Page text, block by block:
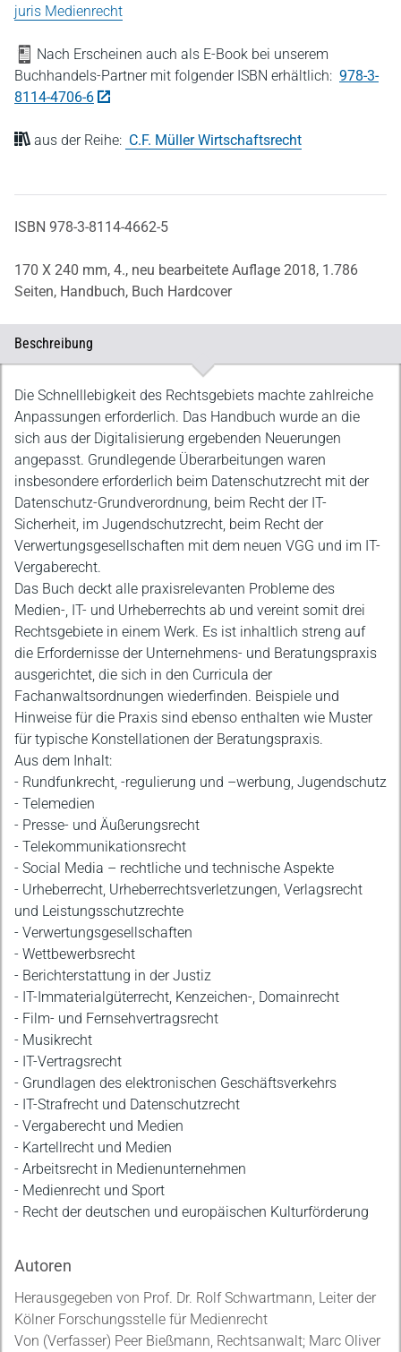
juris Medienrecht
Nach Erscheinen auch als E-Book bei unserem
Buchhandels-Partner mit folgender ISBN erhältlich: 978-3-
8114-4706-6
aus der Reihe: C.F. Müller Wirtschaftsrecht
ISBN 978-3-8114-4662-5
170 X 240 mm, 4., neu bearbeitete Auflage 2018, 1.786
Seiten, Handbuch, Buch Hardcover
Beschreibung
Beschreibung
Die Schnelllebigkeit des Rechtsgebiets machte zahlreiche
Anpassungen erforderlich. Das Handbuch wurde an die
sich aus der Digitalisierung ergebenden Neuerungen
angepasst. Grundlegende Überarbeitungen waren
insbesondere erforderlich beim Datenschutzrecht mit der
Datenschutz-Grundverordnung, beim Recht der IT-
Sicherheit, im Jugendschutzrecht, beim Recht der
Verwertungsgesellschaften mit dem neuen VGG und im IT-
Vergaberecht.
Das Buch deckt alle praxisrelevanten Probleme des
Medien-, IT- und Urheberrechts ab und vereint somit drei
Rechtsgebiete in einem Werk. Es ist inhaltlich streng auf
die Erfordernisse der Unternehmens- und Beratungspraxis
ausgerichtet, die sich in den Curricula der
Fachanwaltsordnungen wiederfinden. Beispiele und
Hinweise für die Praxis sind ebenso enthalten wie Muster
für typische Konstellationen der Beratungspraxis.
Aus dem Inhalt:
- Rundfunkrecht, -regulierung und –werbung, Jugendschutz
- Telemedien
- Presse- und Äußerungsrecht
- Telekommunikationsrecht
- Social Media – rechtliche und technische Aspekte
- Urheberrecht, Urheberrechtsverletzungen, Verlagsrecht
und Leistungsschutzrechte
- Verwertungsgesellschaften
- Wettbewerbsrecht
- Berichterstattung in der Justiz
- IT-Immaterialgüterrecht, Kenzeichen-, Domainrecht
- Film- und Fernsehvertragsrecht
- Musikrecht
- IT-Vertragsrecht
- Grundlagen des elektronischen Geschäftsverkehrs
- IT-Strafrecht und Datenschutzrecht
- Vergaberecht und Medien
- Kartellrecht und Medien
- Arbeitsrecht in Medienunternehmen
- Medienrecht und Sport
- Recht der deutschen und europäischen Kulturförderung
Autoren
Herausgegeben von Prof. Dr. Rolf Schwartmann, Leiter der
Kölner Forschungsstelle für Medienrecht
Von (Verfasser) Peer Bießmann, Rechtsanwalt; Marc Oliver